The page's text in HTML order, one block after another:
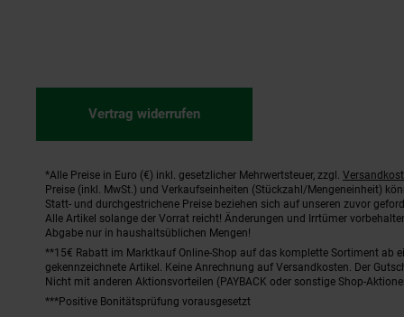
Vertrag widerrufen
Fußnoten
*Alle Preise in Euro (€) inkl. gesetzlicher Mehrwertsteuer, zzgl.
Preise (inkl. MwSt.) und Verkaufseinheiten (Stückzahl/Mengeneinheit)
Statt- und durchgestrichene Preise beziehen sich auf unseren zuvor
Alle Artikel solange der Vorrat reicht! Änderungen und Irrtümer
Abgabe nur in haushaltsüblichen Mengen!
**15€ Rabatt im Marktkauf Online-Shop auf das komplette Sortiment ab
gekennzeichnete Artikel. Keine Anrechnung auf Versandkosten. Der
Nicht mit anderen Aktionsvorteilen (PAYBACK oder sonstige Shop-
***Positive Bonitätsprüfung vorausgesetzt